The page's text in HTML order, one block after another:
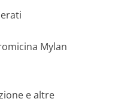
Mylan
e altre